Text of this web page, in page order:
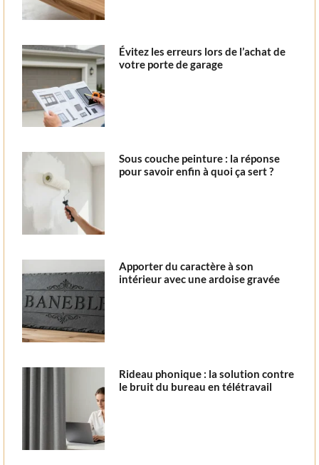
Évitez les erreurs lors de l’achat de
votre porte de garage
Sous couche peinture : la réponse
pour savoir enfin à quoi ça sert ?
Apporter du caractère à son
intérieur avec une ardoise gravée
Rideau phonique : la solution contre
le bruit du bureau en télétravail